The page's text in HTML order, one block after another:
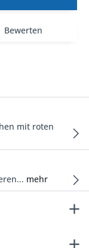
Bewerten
mit roten
mehr